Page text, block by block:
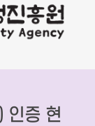
인증 현